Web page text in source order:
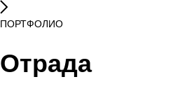
ПОРТФОЛИО
Отрада